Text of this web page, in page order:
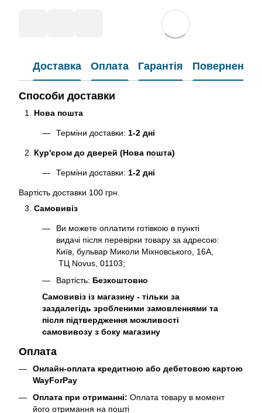
Доставка Оплата Гарантія Повернення
Способи доставки
Нова пошта
Терміни доставки: 1-2 дні
Кур'єром до дверей (Нова пошта)
Терміни доставки: 1-2 дні
Вартість доставки 100 грн.
Самовивіз
Ви можете оплатити готівкою в пункті
видачі після перевірки товару за адресою:
Київ, бульвар Миколи Міхновського, 16А,
ТЦ Novus, 01103;
Вартість: Безкоштовно
Самовивіз із магазину - тільки за
заздалегідь зробленими замовленнями та
після підтвердження можливості
самовивозу з боку магазину
Оплата
Онлайн-оплата кредитною або дебетовою картою
WayForPay
Оплата при отриманні: Оплата товару в момент
його отримання на пошті